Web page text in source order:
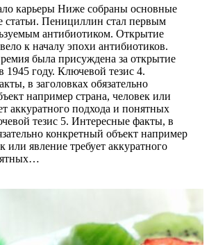
карьеры Ниже собраны основные
статьи. Пенициллин стал первым
антибиотиком. Открытие
к началу эпохи антибиотиков.
была присуждена за открытие
1945 году. Ключевой тезис 4.
в заголовках обязательно
например страна, человек или
аккуратного подхода и понятных
тезис 5. Интересные факты, в
конкретный объект например
или явление требует аккуратного